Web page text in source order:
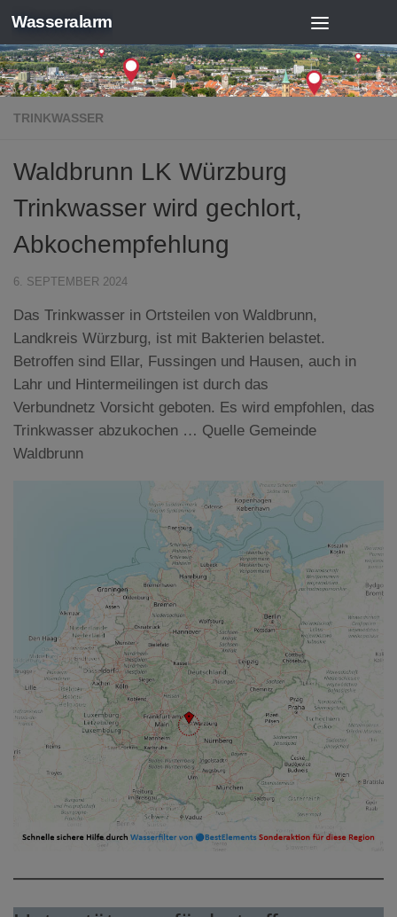
Zum Inhalt springen
Wasseralarm
TRINKWASSER
Waldbrunn LK Würzburg
Trinkwasser wird gechlort,
Abkochempfehlung
6. SEPTEMBER 2024
Das Trinkwasser in Ortsteilen von Waldbrunn,
Landkreis Würzburg, ist mit Bakterien belastet.
Betroffen sind Ellar, Fussingen und Hausen, auch in
Lahr und Hintermeilingen ist durch das
Verbundnetz Vorsicht geboten. Es wird empfohlen, das
Trinkwasser abzukochen … Quelle Gemeinde
Waldbrunn